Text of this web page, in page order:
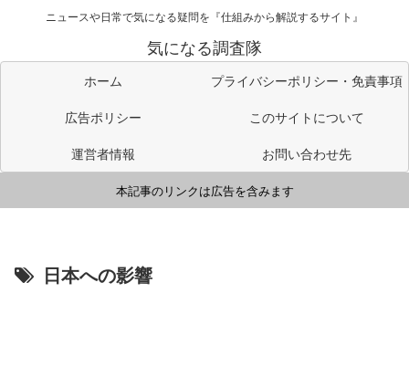
ニュースや日常で気になる疑問を『仕組みから解説するサイト』
気になる調査隊
ホーム
プライバシーポリシー・免責事項
広告ポリシー
このサイトについて
運営者情報
お問い合わせ先
本記事のリンクは広告を含みます
日本への影響